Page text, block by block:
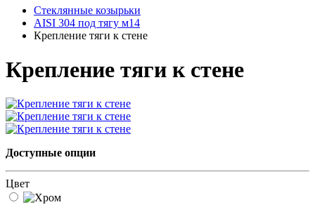
Стеклянные козырьки
AISI 304 под тягу м14
Крепление тяги к стене
Крепление тяги к стене
Доступные опции
Цвет